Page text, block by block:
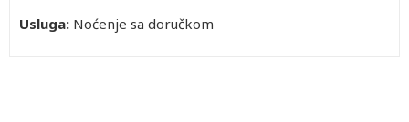
Usluga: Noćenje sa doručkom